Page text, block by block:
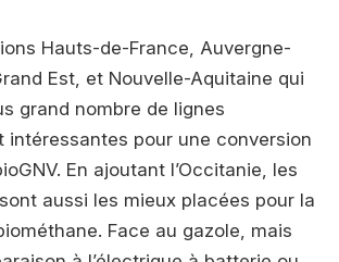
Hauts-de-France, Auvergne-
Est, et Nouvelle-Aquitaine qui
grand nombre de lignes
intéressantes pour une conversion
En ajoutant l’Occitanie, les
aussi les mieux placées pour la
Face au gazole, mais